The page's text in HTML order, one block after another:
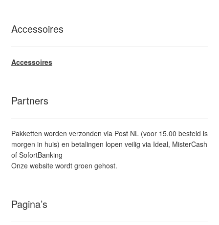
Accessoires
Accessoires
Partners
Pakketten worden verzonden via Post NL (voor 15.00 besteld is
morgen in huis) en betalingen lopen veilig via Ideal, MisterCash
of SofortBanking
Onze website wordt groen gehost.
Pagina’s